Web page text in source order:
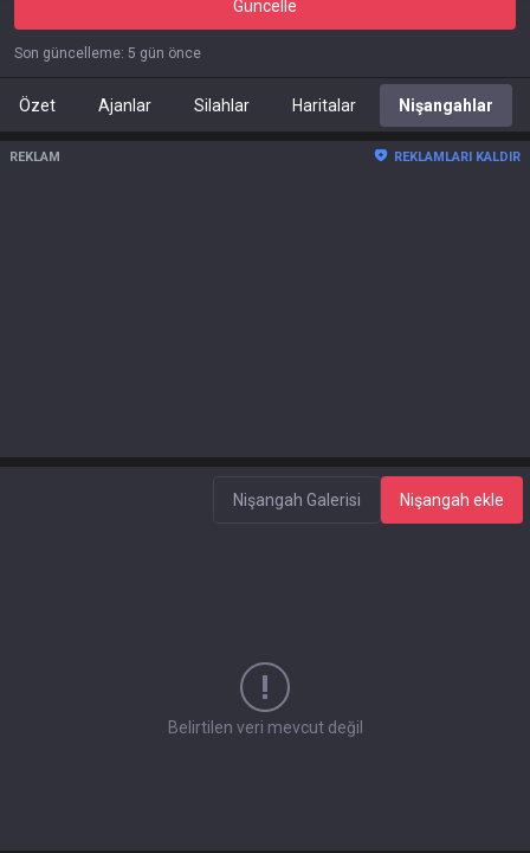
Güncelle
Son güncelleme: 5 gün önce
Özet Ajanlar Silahlar Haritalar Nişangahlar
REKLAM REKLAMLARI KALDIR
Nişangah Galerisi Nişangah ekle
Belirtilen veri mevcut değil